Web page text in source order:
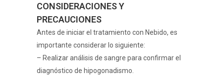
CONSIDERACIONES Y
PRECAUCIONES
Antes de iniciar el tratamiento con Nebido, es
importante considerar lo siguiente:
– Realizar análisis de sangre para confirmar el
diagnóstico de hipogonadismo.